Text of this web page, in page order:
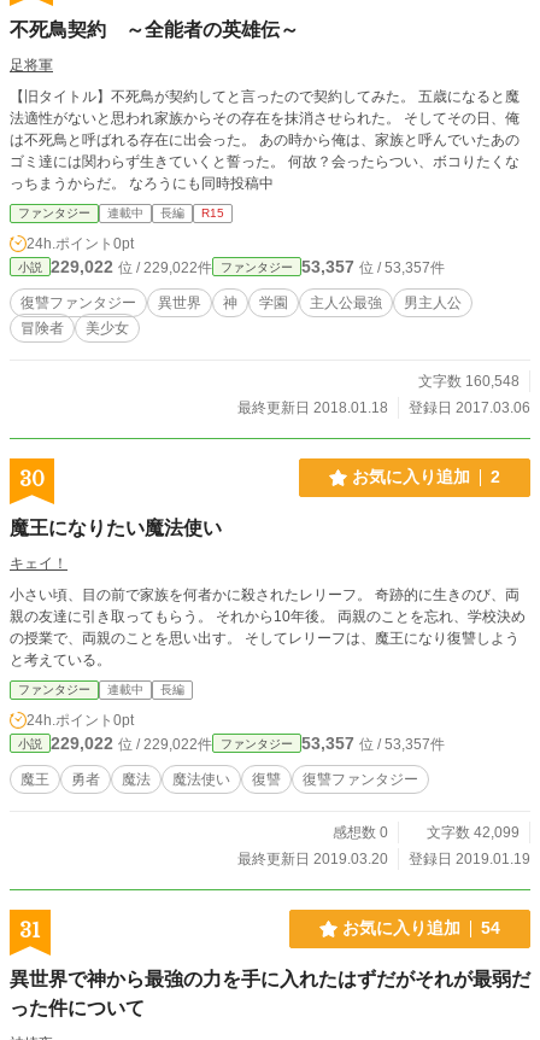
不死鳥契約 ～全能者の英雄伝～
足将軍
【旧タイトル】不死鳥が契約してと言ったので契約してみた。 五歳になると魔
法適性がないと思われ家族からその存在を抹消させられた。 そしてその日、俺
は不死鳥と呼ばれる存在に出会った。 あの時から俺は、家族と呼んでいたあの
ゴミ達には関わらず生きていくと誓った。 何故？会ったらつい、ボコりたくな
っちまうからだ。 なろうにも同時投稿中
ファンタジー 連載中 長編 R15
24h.ポイント 0pt
小説 229,022 位 / 229,022件 ファンタジー 53,357 位 / 53,357件
復讐ファンタジー 異世界 神 学園 主人公最強
男主人公
冒険者
美少女
文字数 160,548
最終更新日 2018.01.18
登録日 2017.03.06
30 お気に入り追加 2
魔王になりたい魔法使い
キェイ！
小さい頃、目の前で家族を何者かに殺されたレリーフ。 奇跡的に生きのび、両
親の友達に引き取ってもらう。 それから10年後。 両親のことを忘れ、学校決め
の授業で、両親のことを思い出す。 そしてレリーフは、魔王になり復讐しよう
と考えている。
ファンタジー 連載中 長編
24h.ポイント 0pt
小説 229,022 位 / 229,022件 ファンタジー 53,357 位 / 53,357件
魔王 勇者 魔法 魔法使い 復讐 復讐ファンタジー
感想数 0
文字数 42,099
最終更新日 2019.03.20
登録日 2019.01.19
31 お気に入り追加 54
異世界で神から最強の力を手に入れたはずだがそれが最弱だ
った件について